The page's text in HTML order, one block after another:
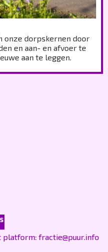
onze dorpskernen door
en aan- en afvoer te
aan te leggen.
fractie@puur.info